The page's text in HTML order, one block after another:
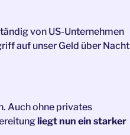
von US-Unternehmen
auf unser Geld über Nacht
Auch ohne privates
liegt nun ein starker